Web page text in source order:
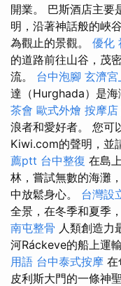
開業。 巴斯酒店主要
明，沿著神話般的峽
為觀止的景觀。 優化
的道路前往山谷，茂
流。 台中泡腳 玄濟宮
達（Hurghada）是海
茶會 歐式外燴 按摩店
浪者和愛好者。 您可
Kiwi.com的聲明，並
薦ptt 台中整復 在島
林，嘗試無數的海灘
中放鬆身心。 台灣設
全景，在冬季和夏季
南屯整骨 人類創造力
河Ráckeve的船上運
用語 台中泰式按摩 在
皮利斯大門的一條神